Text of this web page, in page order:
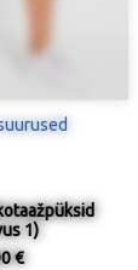
1)
€